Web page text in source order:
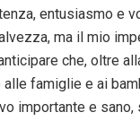
entusiasmo e
ma il mio
che, oltre
famiglie e ai
importante e